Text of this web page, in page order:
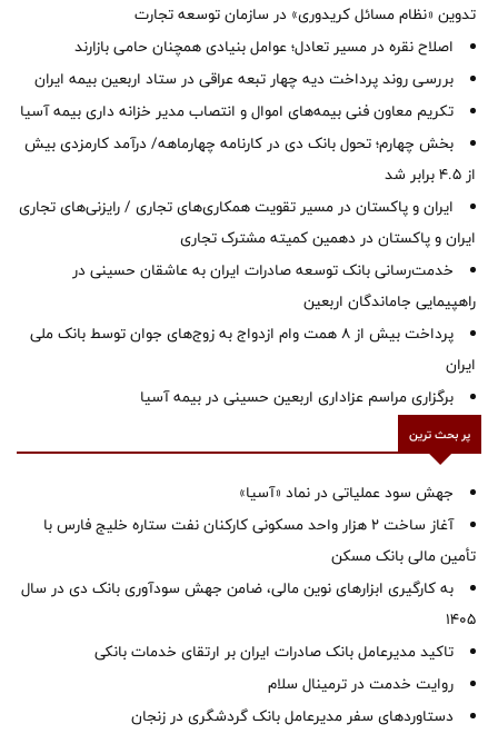
تدوین «نظام مسائل کریدوری» در سازمان توسعه تجارت
اصلاح نقره در مسیر تعادل؛ عوامل بنیادی همچنان حامی بازارند
بررسی روند پرداخت دیه چهار تبعه عراقی در ستاد اربعین بیمه ایران
تکریم معاون فنی بیمه‌های اموال و انتصاب مدیر خزانه داری بیمه آسیا
بخش چهارم؛ تحول بانک دی در کارنامه چهارماهه/ درآمد کارمزدی بیش
از ۴.۵ برابر شد
ایران و پاکستان در مسیر تقویت همکاری‌های تجاری / رایزنی‌های تجاری
ایران و پاکستان در دهمین کمیته مشترک تجاری
خدمت‌رسانی بانک توسعه صادرات ایران به عاشقان حسینی در
راهپیمایی جاماندگان اربعین
پرداخت بیش از ۸ همت وام ازدواج به زوج‌های جوان توسط بانک ملی
ایران
برگزاری مراسم عزاداری اربعین حسینی در بیمه آسیا
پر بحث ترین
جهش سود عملیاتی در نماد «آسیا»
آغاز ساخت ۲ هزار واحد مسکونی کارکنان نفت ستاره خلیج فارس با
تأمین مالی بانک مسکن
به کارگیری ابزارهای نوین مالی، ضامن جهش سودآوری بانک دی در سال
1405
تاکید مدیرعامل بانک صادرات ایران بر ارتقای خدمات بانکی
روایت خدمت در ترمینال سلام
دستاوردهای سفر مدیرعامل بانک گردشگری در زنجان